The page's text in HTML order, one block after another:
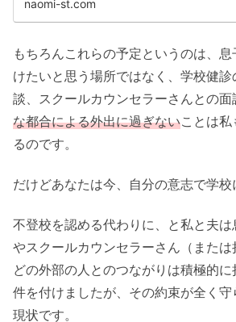
naomi-st.com
もちろんこれらの予定というのは、
けたいと思う場所ではなく、学校健
談、スクールカウンセラーさんとの面
な都合による外出に過ぎないことは
るのです。
だけどあなたは今、自分の意志で学校
不登校を認める代わりに、と私と夫
やスクールカウンセラーさん（また
どの外部の人とのつながりは積極的
件を付けましたが、その約束が全く
現状です。